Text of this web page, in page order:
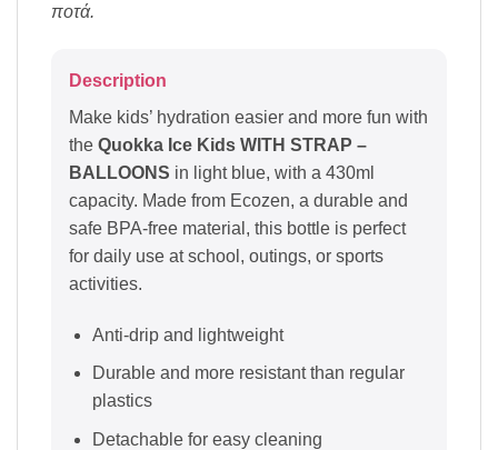
ποτά.
Description
Make kids’ hydration easier and more fun with
the Quokka Ice Kids WITH STRAP –
BALLOONS in light blue, with a 430ml
capacity. Made from Ecozen, a durable and
safe BPA-free material, this bottle is perfect
for daily use at school, outings, or sports
activities.
Anti-drip and lightweight
Durable and more resistant than regular
plastics
Detachable for easy cleaning